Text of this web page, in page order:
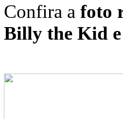
Confira a foto
Billy the Kid